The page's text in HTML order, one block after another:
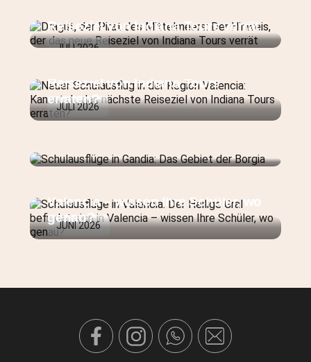
JULI 2026
Reiseziel von Indiana Tours verrät
JULI 2026
Neuer Schulausflug in der Region
Reiseziel von Indiana Tours
erraten?
JUNI 2026
Schulausflüge in Valencia: Der
Valencia – wissen Ihre Schüler, wo
genau?